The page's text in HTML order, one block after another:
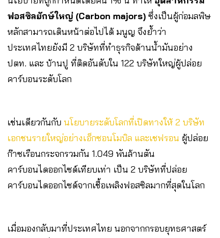
ฟอสซิลยักษ์ใหญ่ (Carbon majors) ซึ่งเป็นผู้ก่อมลพิษ
หลักสามารถเดินหน้าต่อไปได้ มนูญ จึงย้ำว่า
ประเทศไทยยังมี 2 บริษัทที่ทำธุรกิจด้านน้ำมันอย่าง
ปตท. และ บ้านปู ที่ติดอันดับใน 122 บริษัทใหญ่ผู้ปล่อย
คาร์บอนระดับโลก
เช่นเดียวกันกับ นโยบายระดับโลกที่เปิดทางให้ 2 บริษัท
เอกชนรายใหญ่อย่างเอ็กซอนโมบิล และเชฟรอน ผู้ปล่อย
ก๊าซเรือนกระจกรวมกัน 1.049 พันล้านตัน
คาร์บอนไดออกไซด์เทียบเท่า เป็น 2 บริษัทที่ปล่อย
คาร์บอนไดออกไซด์จากเชื้อเพลิงฟอสซิลมากที่สุดในโลก
เมื่อมองกลับมาที่ประเทศไทย นอกจากกรอบยุทธศาสตร์